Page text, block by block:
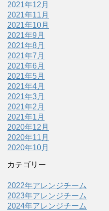
2021年12月
2021年11月
2021年10月
2021年9月
2021年8月
2021年7月
2021年6月
2021年5月
2021年4月
2021年3月
2021年2月
2021年1月
2020年12月
2020年11月
2020年10月
カテゴリー
2022年アレンジチーム
2023年アレンジチーム
2024年アレンジチーム